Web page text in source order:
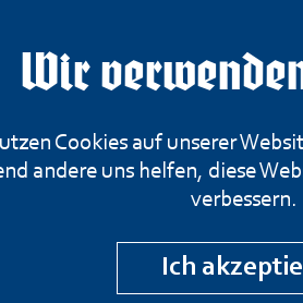
Wir
Cookies auf unserer
andere uns helfen, diese
verbessern.
Ich
Slugs
10,- €